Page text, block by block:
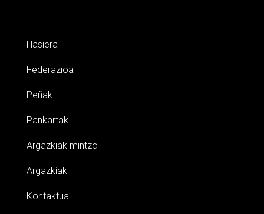
Hasiera
Federazioa
Peñak
Pankartak
Argazkiak mintzo
Argazkiak
Kontaktua